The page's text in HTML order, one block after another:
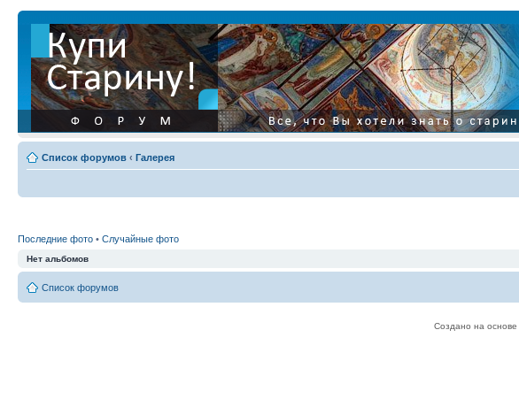
Список форумов ‹ Галерея
Последние фото • Случайные фото
Нет альбомов
Список форумов
Создано на основе